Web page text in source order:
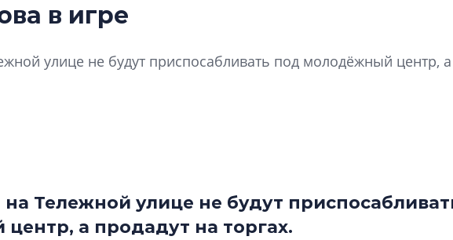
в игре
улице не будут приспосабливать под молодёжный центр, а
Тележной улице не будут
а продадут на торгах.